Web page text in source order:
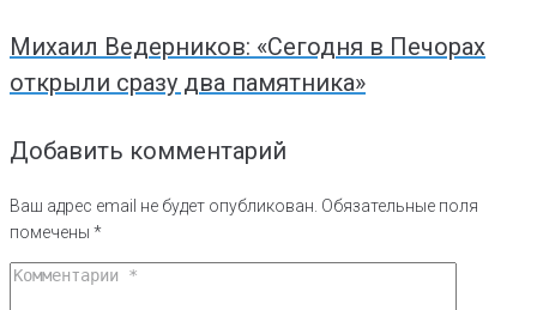
Михаил Ведерников: «Сегодня в Печорах
открыли сразу два памятника»
Добавить комментарий
Ваш адрес email не будет опубликован. Обязательные поля
помечены *